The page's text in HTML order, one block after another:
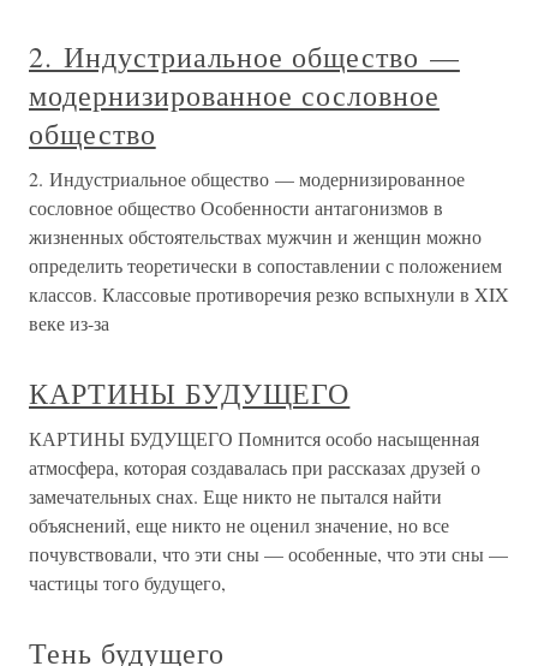
2. Индустриальное общество —
модернизированное сословное
общество
2. Индустриальное общество — модернизированное
сословное общество Особенности антагонизмов в
жизненных обстоятельствах мужчин и женщин можно
определить теоретически в сопоставлении с положением
классов. Классовые противоречия резко вспыхнули в XIX
веке из-за
КАРТИНЫ БУДУЩЕГО
КАРТИНЫ БУДУЩЕГО Помнится особо насыщенная
атмосфера, которая создавалась при рассказах друзей о
замечательных снах. Еще никто не пытался найти
объяснений, еще никто не оценил значение, но все
почувствовали, что эти сны — особенные, что эти сны —
частицы того будущего,
Тень будущего